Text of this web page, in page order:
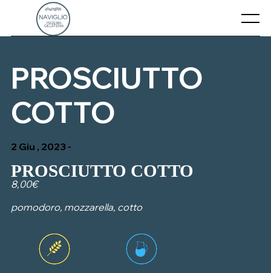
content
Menu
CONTATTI
IL NOSTRO MENU’
PROSCIUTTO
COTTO
2 Giu , 2023 -
PROSCIUTTO COTTO
8,00€
pomodoro, mozzarella, cotto